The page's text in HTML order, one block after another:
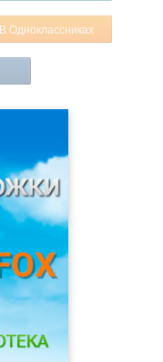
В Одноклассниках